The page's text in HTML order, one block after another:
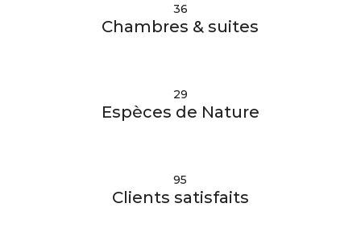
36
Chambres & suites
29
Espèces de Nature
95
Clients satisfaits